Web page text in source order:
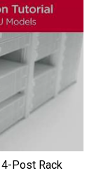
4-Post Rack